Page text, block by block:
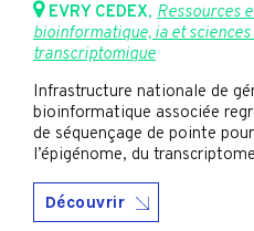
EVRY CEDEX, Ressources
bioinformatique, ia et sciences
transcriptomique
Infrastructure nationale de
bioinformatique associée
de séquençage de pointe
l’épigénome, du
Découvrir